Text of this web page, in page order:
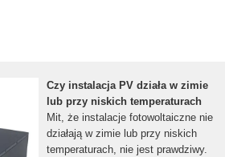
Czy instalacja PV działa w zimie
lub przy niskich temperaturach
Mit, że instalacje fotowoltaiczne nie
działają w zimie lub przy niskich
temperaturach, nie jest prawdziwy.